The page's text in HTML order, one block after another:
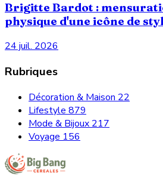
Brigitte Bardot :
physique d'une icône de
24 juil. 2026
Rubriques
Décoration & Maison 22
Lifestyle 879
Mode & Bijoux 217
Voyage 156